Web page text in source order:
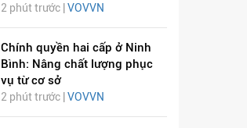
2 phút trước | VOVVN
Chính quyền hai cấp ở Ninh
Bình: Nâng chất lượng phục
vụ từ cơ sở
2 phút trước | VOVVN